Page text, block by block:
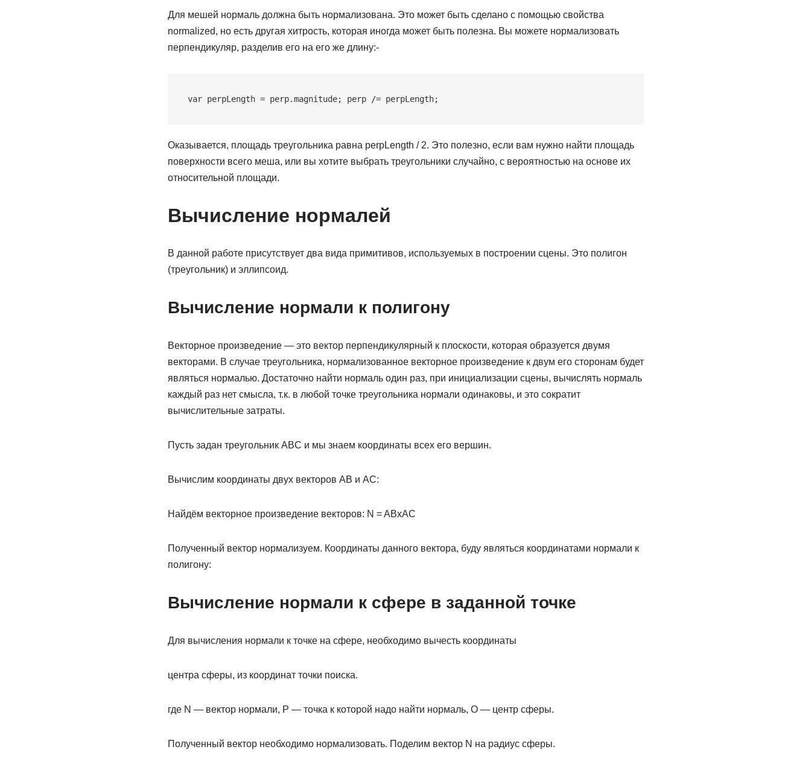
Для мешей нормаль должна быть нормализована. Это может быть сделано с помощью свойства
normalized, но есть другая хитрость, которая иногда может быть полезна. Вы можете нормализовать
перпендикуляр, разделив его на его же длину:-
var perpLength = perp.magnitude; perp /= perpLength;
Оказывается, площадь треугольника равна perpLength / 2. Это полезно, если вам нужно найти площадь
поверхности всего меша, или вы хотите выбрать треугольники случайно, с вероятностью на основе их
относительной площади.
Вычисление нормалей
В данной работе присутствует два вида примитивов, используемых в построении сцены. Это полигон
(треугольник) и эллипсоид.
Вычисление нормали к полигону
Векторное произведение — это вектор перпендикулярный к плоскости, которая образуется двумя
векторами. В случае треугольника, нормализованное векторное произведение к двум его сторонам будет
являться нормалью. Достаточно найти нормаль один раз, при инициализации сцены, вычислять нормаль
каждый раз нет смысла, т.к. в любой точке треугольника нормали одинаковы, и это сократит
вычислительные затраты.
Пусть задан треугольник ABC и мы знаем координаты всех его вершин.
Вычислим координаты двух векторов AB и AC:
Найдём векторное произведение векторов: N = ABxAC
Полученный вектор нормализуем. Координаты данного вектора, буду являться координатами нормали к
полигону:
Вычисление нормали к сфере в заданной точке
Для вычисления нормали к точке на сфере, необходимо вычесть координаты
центра сферы, из координат точки поиска.
где N — вектор нормали, P — точка к которой надо найти нормаль, O — центр сферы.
Полученный вектор необходимо нормализовать. Поделим вектор N на радиус сферы.